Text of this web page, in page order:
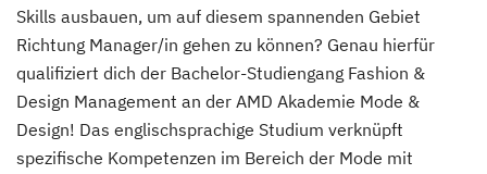
Skills ausbauen, um auf diesem spannenden Gebiet
Richtung Manager/in gehen zu können? Genau hierfür
qualifiziert dich der Bachelor-Studiengang Fashion &
Design Management an der AMD Akademie Mode &
Design! Das englischsprachige Studium verknüpft
spezifische Kompetenzen im Bereich der Mode mit